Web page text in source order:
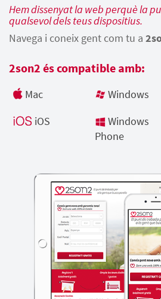
Hem dissenyat la web perquè la
qualsevol dels teus dispositius.
Navega i coneix gent com tu a
2son2 és compatible amb:
Mac Windows
iOS
Windows
Phone